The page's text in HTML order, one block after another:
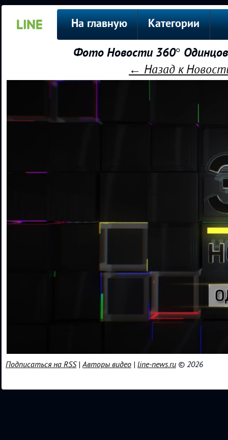
На главную Категории
Фото Новости 360°
← Назад к
Подписаться на RSS|Авторы видео | line-news.ru © 2026